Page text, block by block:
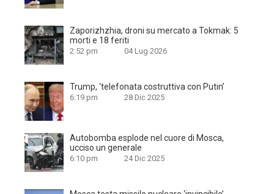
Zaporizhzhia, droni su mercato a Tokmak: 5
morti e 18 feriti
2:52 pm 04 Lug 2026
Trump, ‘telefonata costruttiva con Putin’
6:19 pm 28 Dic 2025
Autobomba esplode nel cuore di Mosca,
ucciso un generale
6:10 pm 24 Dic 2025